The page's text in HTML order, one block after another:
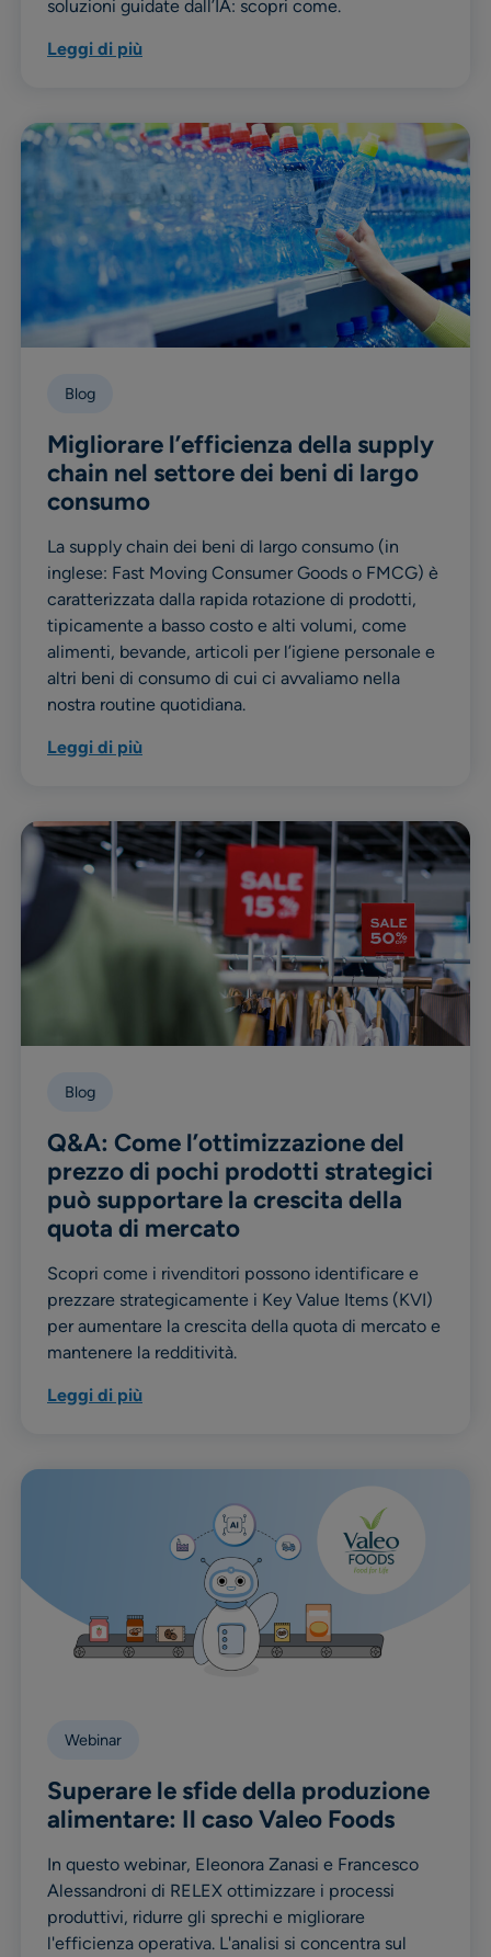
soluzioni guidate dall’IA: scopri come.
Leggi di più
Blog
Migliorare l’efficienza della supply
chain nel settore dei beni di largo
consumo
La supply chain dei beni di largo consumo (in
inglese: Fast Moving Consumer Goods o FMCG) è
caratterizzata dalla rapida rotazione di prodotti,
tipicamente a basso costo e alti volumi, come
alimenti, bevande, articoli per l’igiene personale e
altri beni di consumo di cui ci avvaliamo nella
nostra routine quotidiana.
Leggi di più
Blog
Q&A: Come l’ottimizzazione del
prezzo di pochi prodotti strategici
può supportare la crescita della
quota di mercato
Scopri come i rivenditori possono identificare e
prezzare strategicamente i Key Value Items (KVI)
per aumentare la crescita della quota di mercato e
mantenere la redditività.
Leggi di più
Webinar
Superare le sfide della produzione
alimentare: Il caso Valeo Foods
In questo webinar, Eleonora Zanasi e Francesco
Alessandroni di RELEX ottimizzare i processi
produttivi, ridurre gli sprechi e migliorare
l'efficienza operativa. L'analisi si concentra sul